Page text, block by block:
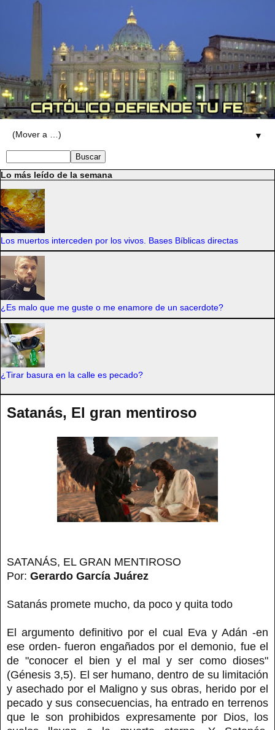
▼
Lo más leído de la semana
Los muertos interceden por los vivos. Bases Bíblicas directas
¿Es malo que me guste o me enamore de un sacerdote?
¿Tirar basura en la calle es pecado?
Satanás, El gran mentiroso
SATANÁS, EL GRAN MENTIROSO
Por: Gerardo García Juárez
Satanás promete mucho, da poco y quita todo
El argumento definitivo por el cual Eva y Adán -en
ese orden- fueron engañados por el demonio, fue el
de "conocer el bien y el mal y ser como dioses"
(Génesis 3,5). El ser humano, dentro de su limitación
y asechado por el Maligno y sus obras, herido por el
pecado y sus consecuencias, ha entrado en terrenos
que le son prohibidos expresamente por Dios, los